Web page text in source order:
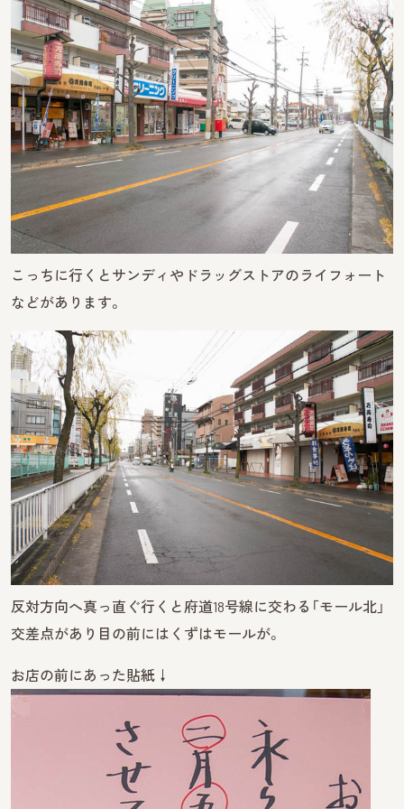
こっちに行くとサンディやドラッグストアのライフォート
などがあります。
反対方向へ真っ直ぐ行くと府道18号線に交わる「モール北」
交差点があり目の前にはくずはモールが。
お店の前にあった貼紙↓